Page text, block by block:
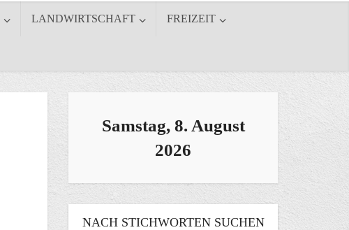
LANDWIRTSCHAFT FREIZEIT
Samstag, 8. August
2026
NACH STICHWORTEN SUCHEN